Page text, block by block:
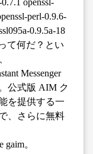
openssl-
perl-0.9.6-
0.9.5a-18
て何だ？とい
Messenger
公式版 AIM ク
を提供する一
、さらに無料
。